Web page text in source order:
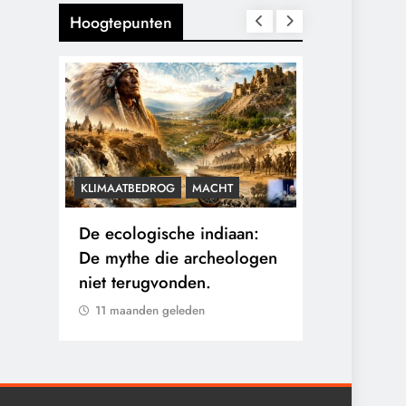
Hoogtepunten
KLIMAATBEDROG MACHT
De ecologische indiaan:
De mythe die archeologen
niet terugvonden.
11 maanden geleden